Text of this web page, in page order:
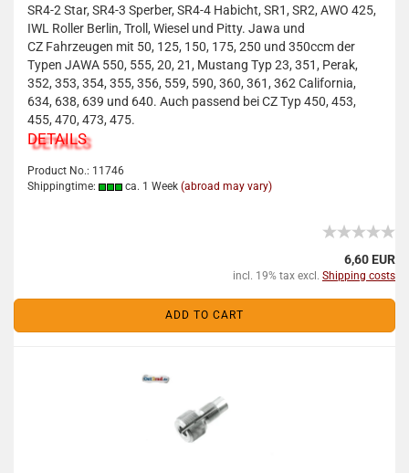
SR4-2 Star, SR4-3 Sperber, SR4-4 Habicht, SR1, SR2, AWO 425,
IWL Roller Berlin, Troll, Wiesel und Pitty. Jawa und
CZ Fahrzeugen mit 50, 125, 150, 175, 250 und 350ccm der
Typen JAWA 550, 555, 20, 21, Mustang Typ 23, 351, Perak,
352, 353, 354, 355, 356, 559, 590, 360, 361, 362 California,
634, 638, 639 und 640. Auch passend bei CZ Typ 450, 453,
455, 470, 473, 475.
DETAILS
Product No.: 11746
Shippingtime:
ca. 1 Week (abroad may vary)
6,60 EUR
incl. 19% tax excl. Shipping costs
ADD TO CART